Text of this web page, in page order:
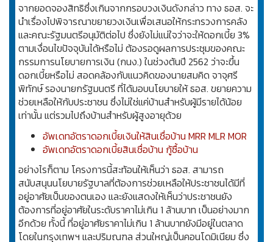
จากยอดจองสิทธิซึ่งเกินจากกรอบวงเงินดังกล่าว ทาง ธอส. จะ
นำเรื่องไปพิจารณาขยายวงเงินเพื่อเสนอให้กระทรวงการคลัง
และคณะรัฐมนตรีอนุมัติต่อไป ซึ่งยังไม่แน่ใจว่าจะให้ดอกเบี้ย 3%
ตามเงื่อนไขปัจจุบันได้หรือไม่ ต้องรอดูผลการประชุมของคณะ
กรรมการนโยบายการเงิน (กนง.) ในช่วงต้นปี 2562 ว่าจะขึ้น
ดอกเบี้ยหรือไม่ สอดคล้องกับแนวคิดของนายสมคิด จาจุศรี
พิทักษ์ รองนายกรัฐมนตรี ที่ได้มอบนโยบายให้ ธอส. ขยายความ
ช่วยเหลือให้กับประชาชน ซึ่งไม่ใช่แค่บ้านสำหรับผู้มีรายได้น้อย
เท่านั้น แต่รวมไปถึงบ้านสำหรับผู้สูงอายุด้วย
อัพเดทอัตราดอกเบี้ยเงินให้สินเชื่อบ้าน MRR MLR MOR
อัพเดทอัตราดอกเบี้ยสินเชื่อบ้าน กู้ซื้อบ้าน
อย่างไรก็ตาม โครงการนี้สะท้อนให้เห็นว่า ธอส. สามารถ
สนับสนุนนโยบายรัฐบาลที่ต้องการช่วยเหลือให้ประชาชนได้มีที่
อยู่อาศัยเป็นของตนเอง และยังแสดงให้เห็นว่าประชาชนยัง
ต้องการที่อยู่อาศัยในระดับราคาไม่เกิน 1 ล้านบาท เป็นอย่างมาก
อีกด้วย ทั้งนี้ ที่อยู่อาศัยราคาไม่เกิน 1 ล้านบาทยังมีอยู่ในตลาด
โดยในกรุงเทพฯ และปริมณฑล ส่วนใหญ่เป็นคอนโดมิเนียม ซึ่ง